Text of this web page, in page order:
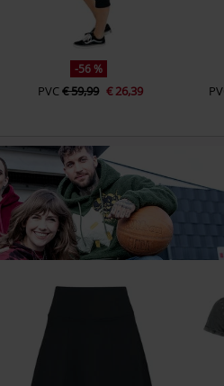
-56 %
PVC€ 59,99 € 26,39